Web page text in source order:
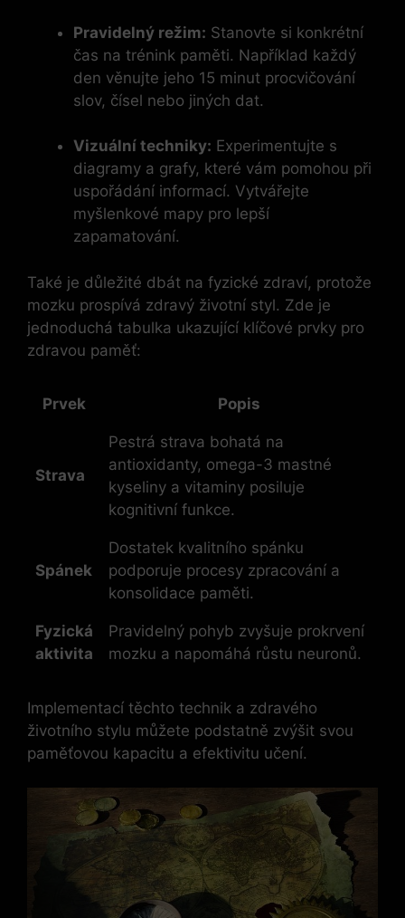
Pravidelný režim: Stanovte si konkrétní
čas na trénink paměti. Například každý
den věnujte jeho 15 minut procvičování
slov, čísel nebo jiných dat.
Vizuální techniky: Experimentujte s
diagramy a grafy, které vám pomohou při
uspořádání informací. Vytvářejte
myšlenkové mapy pro lepší
zapamatování.
Také je důležité dbát na fyzické zdraví, protože
mozku prospívá zdravý životní styl. Zde je
jednoduchá tabulka ukazující klíčové prvky pro
zdravou paměť:
Prvek Popis
Strava
Pestrá strava bohatá na
antioxidanty, omega-3 mastné
kyseliny a vitaminy posiluje
kognitivní funkce.
Spánek
Dostatek kvalitního spánku
podporuje procesy zpracování a
konsolidace paměti.
Fyzická
aktivita
Pravidelný pohyb zvyšuje prokrvení
mozku a napomáhá růstu neuronů.
Implementací těchto technik a zdravého
životního stylu můžete podstatně zvýšit svou
paměťovou kapacitu a efektivitu učení.